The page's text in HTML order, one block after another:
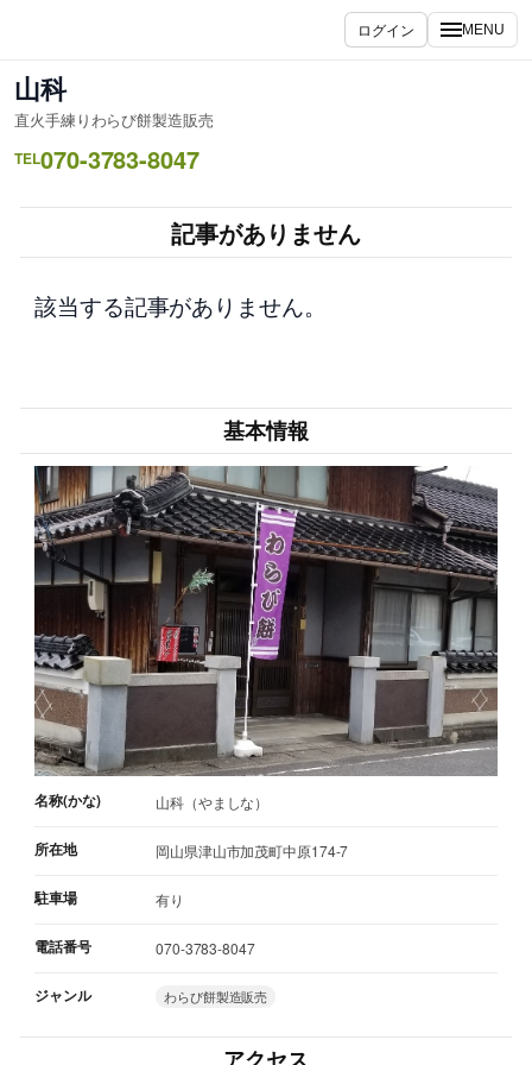
ス
キ
ッ
ログイン MENU
山科
直火手練りわらび餅製造販売
TEL070-3783-8047
記事がありません
該当する記事がありません。
基本情報
名称(かな) 山科（やましな）
所在地 岡山県津山市加茂町中原174-7
駐車場 有り
電話番号 070-3783-8047
ジャンル わらび餅製造販売